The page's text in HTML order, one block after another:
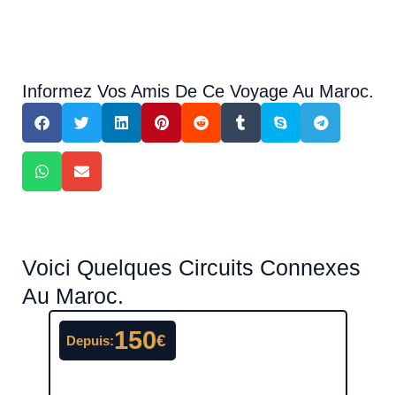
Informez Vos Amis De Ce Voyage Au Maroc.
Voici Quelques Circuits Connexes
Au Maroc.
Depuis:150€